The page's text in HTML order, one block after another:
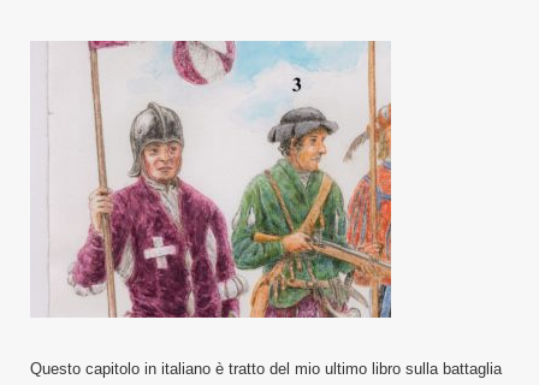
Questo capitolo in italiano è tratto del mio ultimo libro sulla battaglia